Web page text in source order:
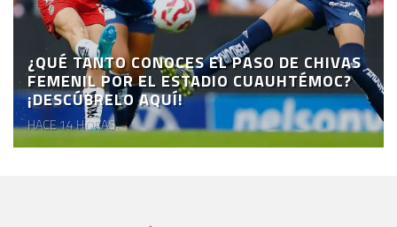
¿QUÉ TANTO CONOCES EL PASO DE CHIVAS
FEMENIL POR EL ESTADIO CUAUHTÉMOC?
¡DESCÚBRELO AQUÍ!
HACE 14 HORAS